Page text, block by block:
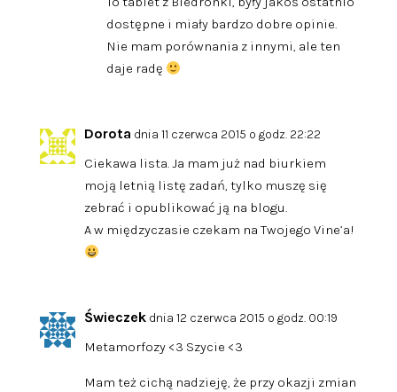
dostępne i miały bardzo dobre opinie.
Nie mam porównania z innymi, ale ten
daje radę
Dorota dnia 11 czerwca 2015 o godz. 22:22
Ciekawa lista. Ja mam już nad biurkiem
moją letnią listę zadań, tylko muszę się
zebrać i opublikować ją na blogu.
A w międzyczasie czekam na Twojego Vine’a!
Świeczek dnia 12 czerwca 2015 o godz. 00:19
Metamorfozy <3 Szycie <3
Mam też cichą nadzieję, że przy okazji zmian